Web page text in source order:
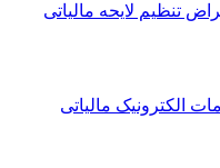
تنظیم لایحه مالیاتی
الکترونیک مالیاتی